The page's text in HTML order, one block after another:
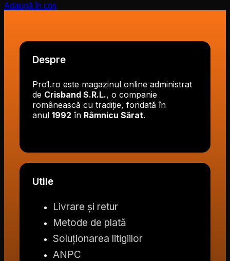
Adaugă în coș
Despre
Pro1.ro este magazinul online administrat
de Crisband S.R.L., o companie
românească cu tradiție, fondată în
anul 1992 în Râmnicu Sărat.
Utile
Livrare și retur
Metode de plată
Soluționarea litigiilor
ANPC